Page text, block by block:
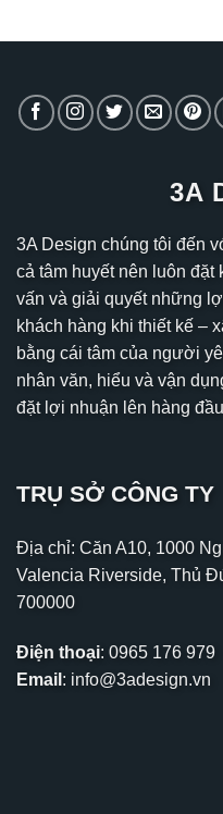
3A
3A Design chúng tôi đến
cả tâm huyết nên luôn
vấn và giải quyết những
khách hàng khi thiết kế –
bằng cái tâm của người
nhân văn, hiểu và vận
đặt lợi nhuận lên hàng
TRỤ SỞ CÔNG TY
Địa chỉ: Căn A10, 1000
Valencia Riverside, Thủ
700000
Điện thoại: 0965 176 979
Email : info@3adesign.vn